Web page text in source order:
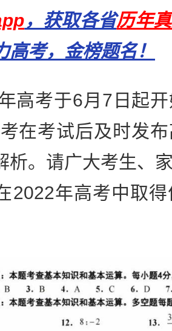
，获取各省历年
高考，金榜题名！
考于6月7日起开
在考试后及时发
析。请广大考生、
2022年高考中取